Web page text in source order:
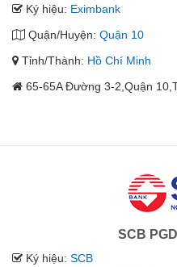
Ký hiệu: Eximbank
Quận/Huyện: Quận 10
Tỉnh/Thành: Hồ Chí Minh
65-65A Đường 3-2,Quận
SCB
Ký hiệu: SCB